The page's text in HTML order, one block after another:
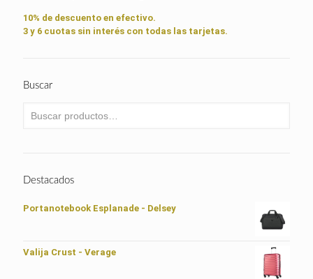
10% de descuento en efectivo.
3 y 6 cuotas sin interés con todas las tarjetas.
Buscar
Destacados
Portanotebook Esplanade - Delsey
Valija Crust - Verage